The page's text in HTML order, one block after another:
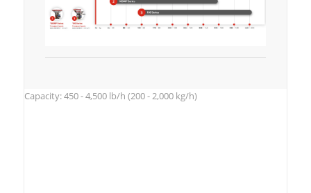
Capacity: 450 - 4,500 lb/h (200 - 2,000 kg/h)